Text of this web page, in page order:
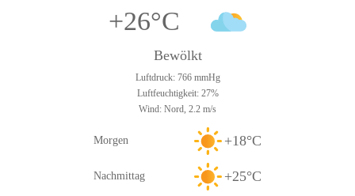
+26°C
Bewölkt
Luftdruck: 766 mmHg
Luftfeuchtigkeit: 27%
Wind: Nord, 2.2 m/s
Morgen +18°C
Nachmittag +25°C